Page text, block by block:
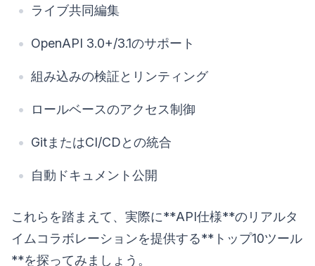
ライブ共同編集
OpenAPI 3.0+/3.1のサポート
組み込みの検証とリンティング
ロールベースのアクセス制御
GitまたはCI/CDとの統合
自動ドキュメント公開
これらを踏まえて、実際に**API仕様**のリアルタ
イムコラボレーションを提供する**トップ10ツール
**を探ってみましょう。